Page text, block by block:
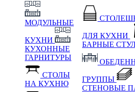
МОДУЛЬНЫЕ
КУХНИ
КУХОННЫЕ
ГАРНИТУРЫ
СТОЛЫ
НА КУХНЮ
ДЛЯ КУХНИ
БАРНЫЕ
ГРУППЫ
СТЕНОВЫЕ